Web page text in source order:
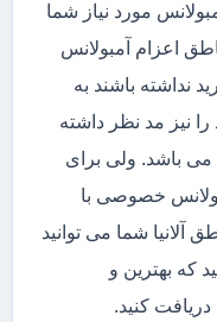
مورد نیاز شما
اعزام آمبولانس
نداشته باشند به
نیز مد نظر داشته
باشد. ولی برای
خصوصی با
آلانیا شما می توانید
که بهترین و
کنید.